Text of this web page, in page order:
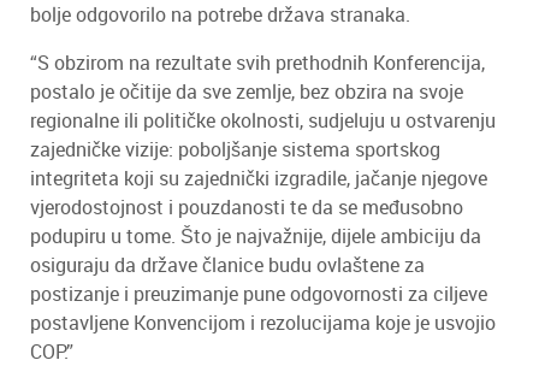
bolje odgovorilo na potrebe država stranaka.
“S obzirom na rezultate svih prethodnih Konferencija,
postalo je očitije da sve zemlje, bez obzira na svoje
regionalne ili političke okolnosti, sudjeluju u ostvarenju
zajedničke vizije: poboljšanje sistema sportskog
integriteta koji su zajednički izgradile, jačanje njegove
vjerodostojnost i pouzdanosti te da se međusobno
podupiru u tome. Što je najvažnije, dijele ambiciju da
osiguraju da države članice budu ovlaštene za
postizanje i preuzimanje pune odgovornosti za ciljeve
postavljene Konvencijom i rezolucijama koje je usvojio
COP.”